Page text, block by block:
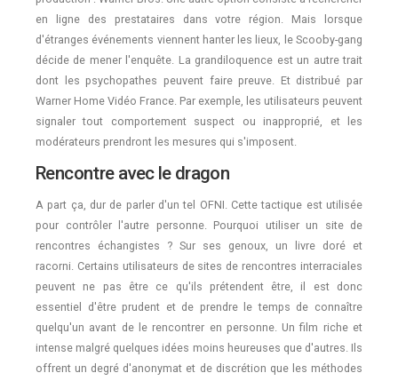
en ligne des prestataires dans votre région. Mais lorsque
d'étranges événements viennent hanter les lieux, le Scooby-gang
décide de mener l'enquête. La grandiloquence est un autre trait
dont les psychopathes peuvent faire preuve. Et distribué par
Warner Home Vidéo France. Par exemple, les utilisateurs peuvent
signaler tout comportement suspect ou inapproprié, et les
modérateurs prendront les mesures qui s'imposent.
Rencontre avec le dragon
A part ça, dur de parler d'un tel OFNI. Cette tactique est utilisée
pour contrôler l'autre personne. Pourquoi utiliser un site de
rencontres échangistes ? Sur ses genoux, un livre doré et
racorni. Certains utilisateurs de sites de rencontres interraciales
peuvent ne pas être ce qu'ils prétendent être, il est donc
essentiel d'être prudent et de prendre le temps de connaître
quelqu'un avant de le rencontrer en personne. Un film riche et
intense malgré quelques idées moins heureuses que d'autres. Ils
offrent un degré d'anonymat et de discrétion que les méthodes